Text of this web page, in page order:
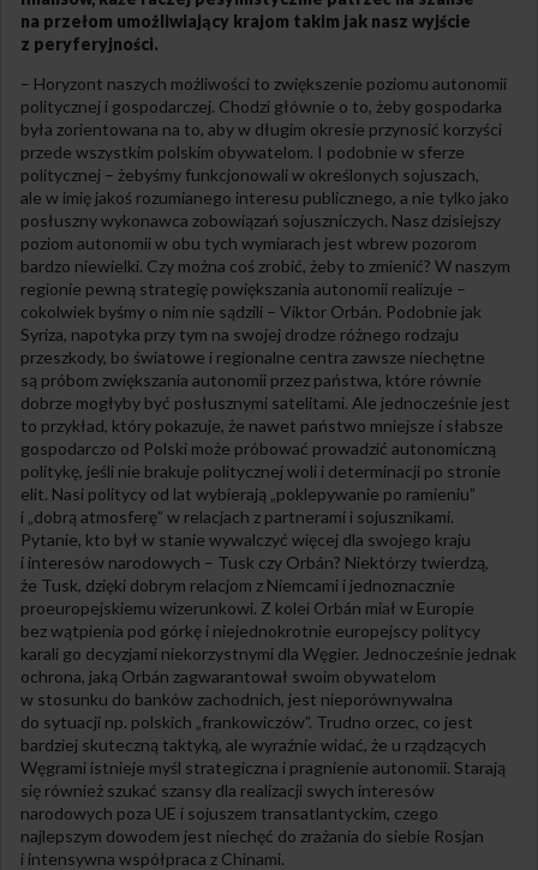
na przełom umożliwiający krajom takim jak nasz wyjście
z peryferyjności.
– Horyzont naszych możliwości to zwiększenie poziomu autonomii
politycznej i gospodarczej. Chodzi głównie o to, żeby gospodarka
była zorientowana na to, aby w długim okresie przynosić korzyści
przede wszystkim polskim obywatelom. I podobnie w sferze
politycznej – żebyśmy funkcjonowali w określonych sojuszach,
ale w imię jakoś rozumianego interesu publicznego, a nie tylko jako
posłuszny wykonawca zobowiązań sojuszniczych. Nasz dzisiejszy
poziom autonomii w obu tych wymiarach jest wbrew pozorom
bardzo niewielki. Czy można coś zrobić, żeby to zmienić? W naszym
regionie pewną strategię powiększania autonomii realizuje –
cokolwiek byśmy o nim nie sądzili – Viktor Orbán. Podobnie jak
Syriza, napotyka przy tym na swojej drodze różnego rodzaju
przeszkody, bo światowe i regionalne centra zawsze niechętne
są próbom zwiększania autonomii przez państwa, które równie
dobrze mogłyby być posłusznymi satelitami. Ale jednocześnie jest
to przykład, który pokazuje, że nawet państwo mniejsze i słabsze
gospodarczo od Polski może próbować prowadzić autonomiczną
politykę, jeśli nie brakuje politycznej woli i determinacji po stronie
elit. Nasi politycy od lat wybierają „poklepywanie po ramieniu”
i „dobrą atmosferę” w relacjach z partnerami i sojusznikami.
Pytanie, kto był w stanie wywalczyć więcej dla swojego kraju
i interesów narodowych – Tusk czy Orbán? Niektórzy twierdzą,
że Tusk, dzięki dobrym relacjom z Niemcami i jednoznacznie
proeuropejskiemu wizerunkowi. Z kolei Orbán miał w Europie
bez wątpienia pod górkę i niejednokrotnie europejscy politycy
karali go decyzjami niekorzystnymi dla Węgier. Jednocześnie jednak
ochrona, jaką Orbán zagwarantował swoim obywatelom
w stosunku do banków zachodnich, jest nieporównywalna
do sytuacji np. polskich „frankowiczów”. Trudno orzec, co jest
bardziej skuteczną taktyką, ale wyraźnie widać, że u rządzących
Węgrami istnieje myśl strategiczna i pragnienie autonomii. Starają
się również szukać szansy dla realizacji swych interesów
narodowych poza UE i sojuszem transatlantyckim, czego
najlepszym dowodem jest niechęć do zrażania do siebie Rosjan
i intensywna współpraca z Chinami.